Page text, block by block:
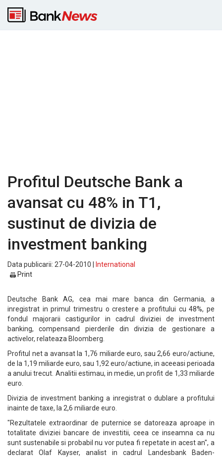
Profitul Deutsche Bank a
avansat cu 48% in T1,
sustinut de divizia de
investment banking
Data publicarii: 27-04-2010 |
International
Print
Deutsche Bank AG, cea mai mare banca din Germania, a
inregistrat in primul trimestru o crestere a profitului cu 48%, pe
fondul majorarii castigurilor in cadrul diviziei de investment
banking, compensand pierderile din divizia de gestionare a
activelor, relateaza Bloomberg.
Profitul net a avansat la 1,76 miliarde euro, sau 2,66 euro/actiune,
de la 1,19 miliarde euro, sau 1,92 euro/actiune, in aceeasi perioada
a anului trecut. Analitii estimau, in medie, un profit de 1,33 miliarde
euro.
Divizia de investment banking a inregistrat o dublare a profitului
inainte de taxe, la 2,6 miliarde euro.
"Rezultatele extraordinar de puternice se datoreaza aproape in
totalitate diviziei bancare de investitii, ceea ce inseamna ca nu
sunt sustenabile si probabil nu vor putea fi repetate in acest an", a
declarat Olaf Kayser, analist in cadrul Landesbank Baden-